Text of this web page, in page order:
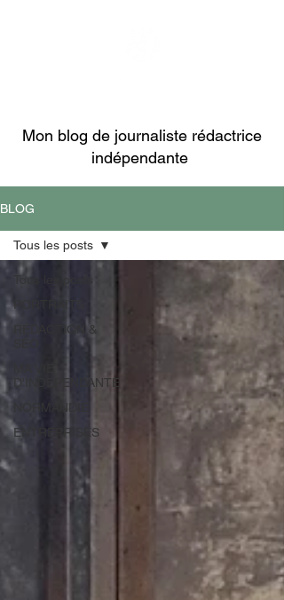
Mon blog de journaliste rédactrice
indépendante
BLOG
Tous les posts
PORTRAITS
RÉDACTION &
D'INDEPENDANTE
NORMANDIE
ENTREPRISES
Tous les posts